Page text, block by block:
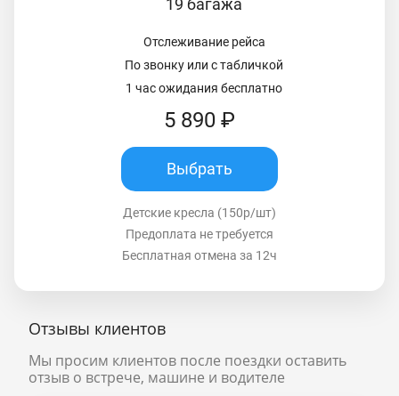
19 багажа
Отслеживание рейса
По звонку или с табличкой
1 час ожидания бесплатно
5 890 ₽
Выбрать
Детские кресла (150р/шт)
Предоплата не требуется
Бесплатная отмена за 12ч
Отзывы клиентов
Мы просим клиентов после поездки оставить
отзыв о встрече, машине и водителе